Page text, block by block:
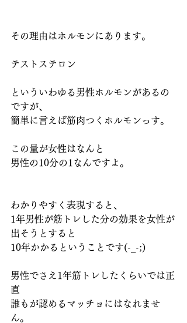
その理由はホルモンにあります。
テストステロン
といういわゆる男性ホルモンがあるの
ですが、
簡単に言えば筋肉つくホルモンっす。
この量が女性はなんと
男性の10分の1なんですよ。
わかりやすく表現すると、
1年男性が筋トレした分の効果を女性が
出そうとすると
10年かかるということです(-_-;)
男性でさえ1年筋トレしたくらいでは正
直
誰もが認めるマッチョにはなれませ
ん。